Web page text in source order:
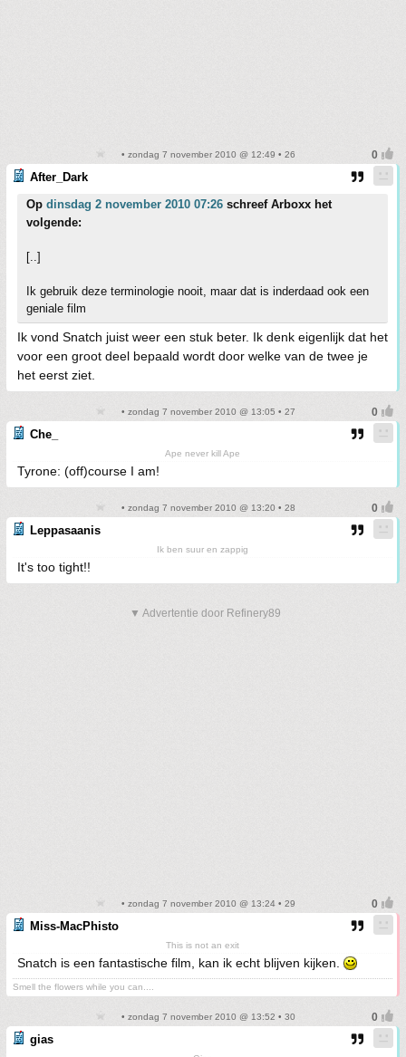
• zondag 7 november 2010 @ 12:49 • 26
After_Dark
Op dinsdag 2 november 2010 07:26 schreef Arboxx het
volgende:
[..]
Ik gebruik deze terminologie nooit, maar dat is inderdaad ook een
geniale film
Ik vond Snatch juist weer een stuk beter. Ik denk eigenlijk dat het
voor een groot deel bepaald wordt door welke van de twee je
het eerst ziet.
• zondag 7 november 2010 @ 13:05 • 27
Che_
Ape never kill Ape
Tyrone: (off)course I am!
• zondag 7 november 2010 @ 13:20 • 28
Leppasaanis
Ik ben suur en zappig
It's too tight!!
▼ Advertentie door Refinery89
• zondag 7 november 2010 @ 13:24 • 29
Miss-MacPhisto
This is not an exit
Snatch is een fantastische film, kan ik echt blijven kijken.
Smell the flowers while you can....
• zondag 7 november 2010 @ 13:52 • 30
gias